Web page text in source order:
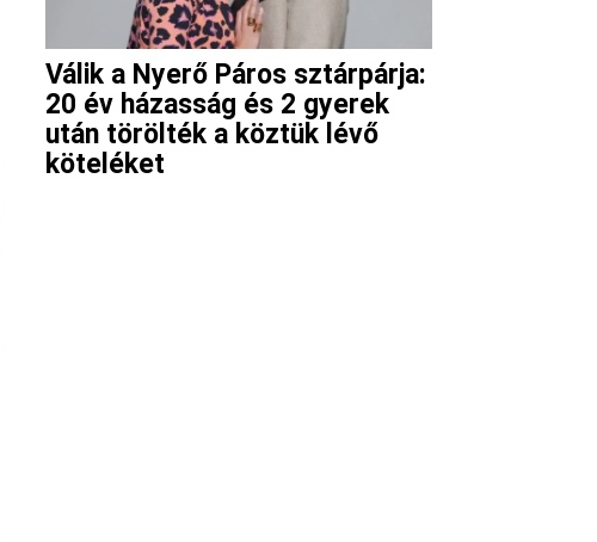
Válik a Nyerő Páros sztárpárja:
20 év házasság és 2 gyerek
után törölték a köztük lévő
köteléket